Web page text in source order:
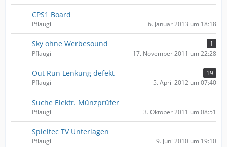
CPS1 Board
Pflaugi 6. Januar 2013 um 18:18
Sky ohne Werbesound
1
Pflaugi
17. November 2011 um 22:28
Out Run Lenkung defekt
19
Pflaugi
5. April 2012 um 07:40
Suche Elektr. Münzprüfer
Pflaugi 3. Oktober 2011 um 08:51
Spieltec TV Unterlagen
Pflaugi 9. Juni 2010 um 19:10